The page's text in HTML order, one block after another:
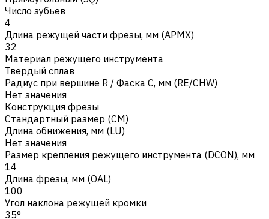
Число зубьев
4
Длина режущей части фрезы, мм (APMX)
32
Материал режущего инструмента
Твердый сплав
Радиус при вершине R / Фаска C, мм (RE/CHW)
Нет значения
Конструкция фрезы
Стандартный размер (CM)
Длина обнижения, мм (LU)
Нет значения
Размер крепления режущего инструмента (DCON), мм
14
Длина фрезы, мм (OAL)
100
Угол наклона режущей кромки
35°